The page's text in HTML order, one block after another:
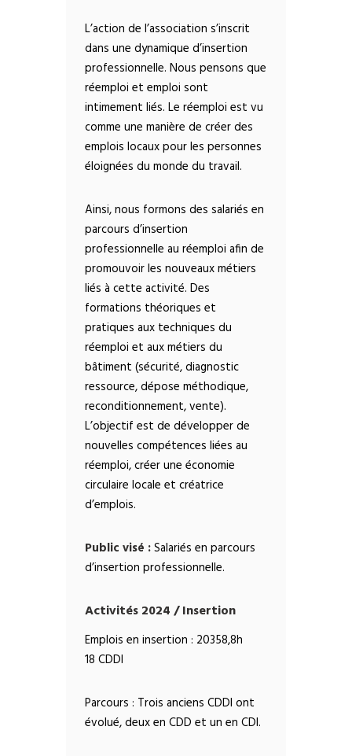
L’action de l’association s’inscrit
dans une dynamique d’insertion
professionnelle. Nous pensons que
réemploi et emploi sont
intimement liés. Le réemploi est vu
comme une manière de créer des
emplois locaux pour les personnes
éloignées du monde du travail.
Ainsi, nous formons des salariés en
parcours d’insertion
professionnelle au réemploi afin de
promouvoir les nouveaux métiers
liés à cette activité. Des
formations théoriques et
pratiques aux techniques du
réemploi et aux métiers du
bâtiment (sécurité, diagnostic
ressource, dépose méthodique,
reconditionnement, vente).
L’objectif est de développer de
nouvelles compétences liées au
réemploi, créer une économie
circulaire locale et créatrice
d’emplois.
Public visé :Salariés en parcours
d’insertion professionnelle.
Activités 2024 / Insertion
Emplois en insertion : 20358,8h
18 CDDI
Parcours : Trois anciens CDDI ont
évolué, deux en CDD et un en CDI.